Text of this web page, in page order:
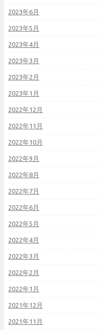
2023年6月
2023年5月
2023年4月
2023年3月
2023年2月
2023年1月
2022年12月
2022年11月
2022年10月
2022年9月
2022年8月
2022年7月
2022年6月
2022年5月
2022年4月
2022年3月
2022年2月
2022年1月
2021年12月
2021年11月